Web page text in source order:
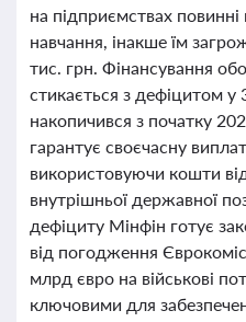
на підприємствах повинні
навчання, інакше їм
тис. грн. Фінансування
стикається з дефіцитом
накопичився з початку
гарантує своєчасну
використовуючи кошти
внутрішньої державної
дефіциту Мінфін готує
від погодження
млрд євро на військові
ключовими для